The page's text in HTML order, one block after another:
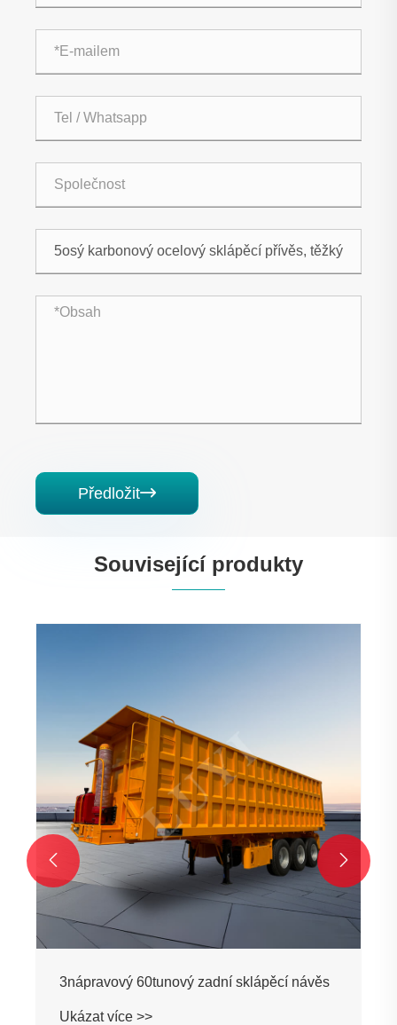
Předložit
Související produkty
3nápravový 60tunový zadní sklápěcí návěs
Ukázat více >>
 